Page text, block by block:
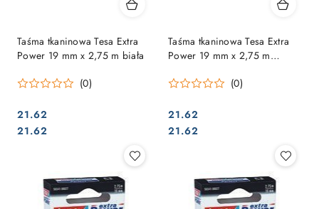
Taśma tkaninowa Tesa Extra
Power 19 mm x 2,75 m biała
(0)
Cena:
21.62
Cena:
21.62
Taśma tkaninowa Tesa Extra
Power 19 mm x 2,75 m
(0)
Cena:
21.62
Cena:
21.62